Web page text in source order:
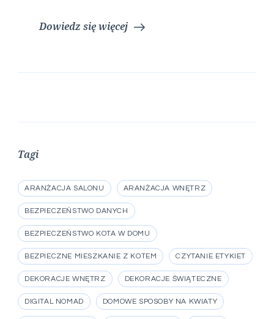
Dowiedz się więcej
Tagi
ARANŻACJA SALONU ARANŻACJA WNĘTRZ
BEZPIECZEŃSTWO DANYCH
BEZPIECZEŃSTWO KOTA W DOMU
BEZPIECZNE MIESZKANIE Z KOTEM CZYTANIE ETYKIET
DEKORACJE WNĘTRZ DEKORACJE ŚWIĄTECZNE
DIGITAL NOMAD DOMOWE SPOSOBY NA KWIATY